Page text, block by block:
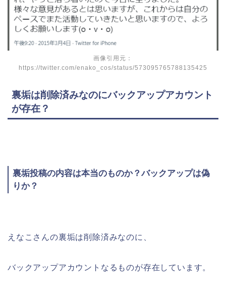
画像引用元：
https://twitter.com/enako_cos/status/573095765788135425
裏垢は削除済みなのにバックアップアカウント
が存在？
裏垢投稿の内容は本当のものか？バックアップは偽
りか？
えなこさんの裏垢は削除済みなのに、
バックアップアカウントなるものが存在しています。